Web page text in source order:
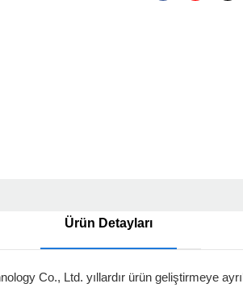
Ürün Detayları
Co., Ltd. yıllardır ürün geliştirmeye